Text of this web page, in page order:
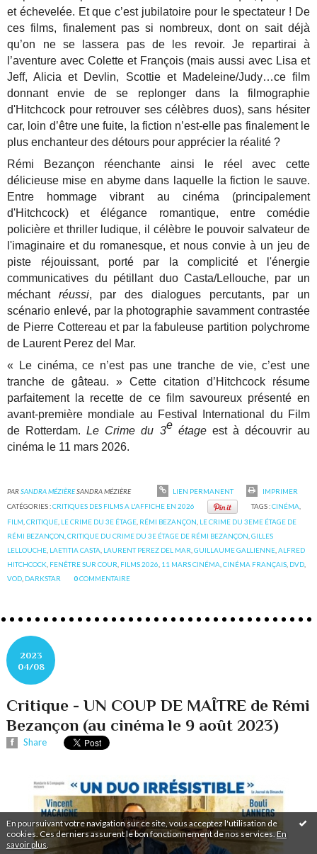
En poursuivant votre navigation sur ce site, vous acceptez l'utilisation de
cookies. Ces derniers assurent le bon fonctionnement de nos services.En
savoir plus
et échevelée. Et que c’est jubilatoire pour le spectateur ! De
ces films, finalement pas si nombreux, dont on sait déjà
qu’on ne se lassera pas de les revoir. Je repartirai à
l’aventure avec Colette et François (mais aussi avec Lisa et
Jeff, Alicia et Devlin, Scottie et Madeleine/Judy…ce film
donnant envie de se replonger dans la filmographie
d'Hitchcock pour retrouver ses célèbres duos), sans hésiter
car, loin d’être une fuite, la fiction n’est-elle pas finalement le
plus enchanteur des détours pour apprécier la réalité ?
Rémi Bezançon réenchante ainsi le réel avec cette
délicieuse mise en abyme dans laquelle la fiction le sauve.
Entre hommage vibrant au cinéma (principalement
d'Hitchcock) et élégance romantique, entre comédie
policière et thriller ludique, il célèbre le pouvoir salvateur de
l'imaginaire et du romanesque, et nous convie à un jeu de
piste réjouissant, porté par la complicité et l'énergie
communicatives du pétillant duo Casta/Lellouche, par un
méchant réussi, par des dialogues percutants, par un
scénario enlevé, par la photographie savamment contrastée
de Pierre Cottereau et par la fabuleuse partition polychrome
de Laurent Perez del Mar.
« Le cinéma, ce n’est pas une tranche de vie, c’est une
tranche de gâteau. » Cette citation d’Hitchcock résume
parfaitement la recette de ce film savoureux présenté en
avant-première mondiale au Festival International du Film
de Rotterdam.Le Crime du 3e étageest à découvrir au
cinéma le 11 mars 2026.
PARSANDRA MÉZIÈRESANDRA MÉZIÈRE LIEN PERMANENT
IMPRIMER
CATÉGORIES :CRITIQUES DES FILMS A L'AFFICHE EN 2026 TAGS :CINÉMA
FILM ,CRITIQUE LE CRIME DU 3E ÉTAGE RÉMI BEZANÇON LE CRIME DU 3EME ÉTAGE DE
RÉMI BEZANÇON ,CRITIQUE DU CRIME DU 3E ÉTAGE DE RÉMI BEZANÇON ,GILLES
LELLOUCHE LAETITIA CASTA LAURENT PEREZ DEL MAR ,GUILLAUME GALLIENNE ,ALFRED
HITCHCOCK FENÊTRE SUR COUR FILMS 2026 11 MARS CINÉMA ,CINÉMA FRANÇAIS DVD
VOD DARKSTAR 0COMMENTAIRE
2023
04/08
Critique - UN COUP DE MAÎTRE de Rémi
Bezançon (au cinéma le 9 août 2023)
Share